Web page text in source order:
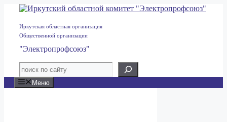
Перейти
содержимому
Иркутская областная организация
Общественной организации
"Электропрофсоюз"
Меню